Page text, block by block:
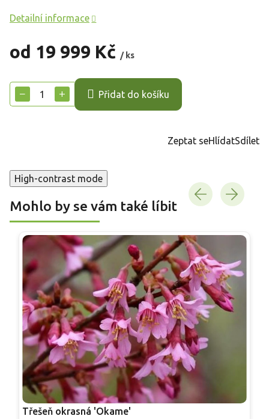
od 19 999 Kč / ks
cena:
+
− Přidat do košíku
Detailní informace
Zeptat seHlídatSdílet
High-contrast mode
Mohlo by se vám také líbit
Třešeň okrasná 'Okame'